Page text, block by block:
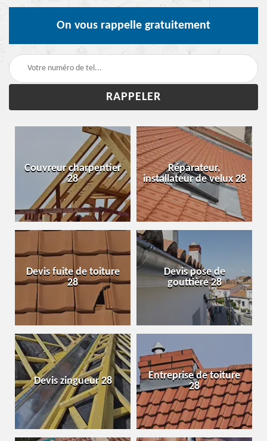
On vous rappelle gratuitement
Couvreur charpentier
28
Réparateur,
installateur de velux 28
Devis fuite de toiture
28
Devis pose de
gouttière 28
Devis zingueur 28
Entreprise de toiture
28